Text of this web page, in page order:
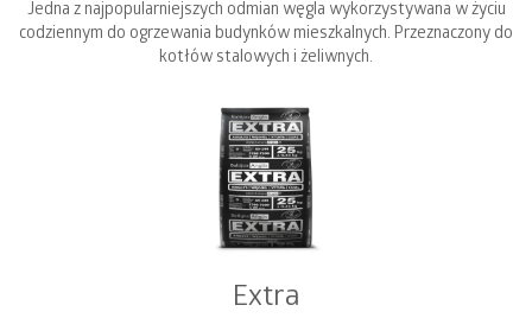
Jedna z najpopularniejszych odmian węgla wykorzystywana w życiu
codziennym do ogrzewania budynków mieszkalnych. Przeznaczony do
kotłów stalowych i żeliwnych.
Extra